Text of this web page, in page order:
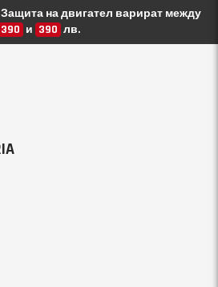
на двигател варират между
390 и 390 лв.